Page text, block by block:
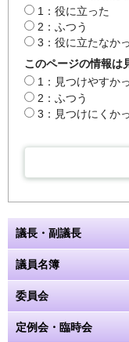
1：役に立った
2：ふつう
3：役に立たなか
このページの情報は
1：見つけやすか
2：ふつう
3：見つけにくか
議長・副議長
議員名簿
委員会
定例会・臨時会